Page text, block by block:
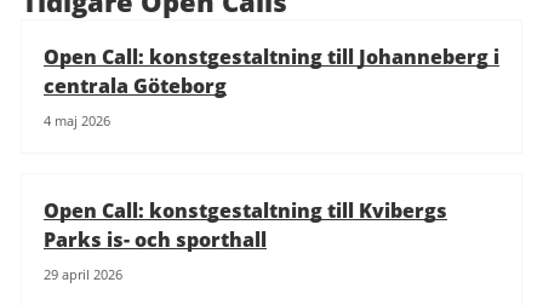
Open Call: konstgestaltning till Johanneberg i
centrala Göteborg
4 maj 2026
Open Call: konstgestaltning till Kvibergs
Parks is- och sporthall
29 april 2026